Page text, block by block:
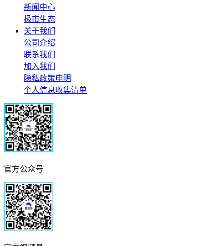
新闻中心
极市生态
关于我们
公司介绍
联系我们
加入我们
隐私政策申明
个人信息收集清单
官方公众号